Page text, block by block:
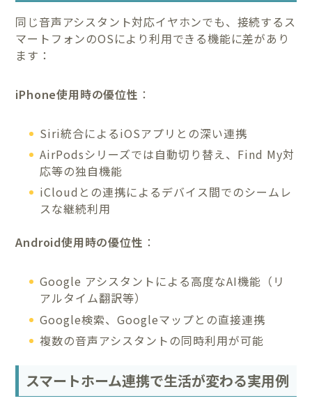
同じ音声アシスタント対応イヤホンでも、接続するス
マートフォンのOSにより利用できる機能に差があり
ます：
iPhone使用時の優位性 ：
Siri統合によるiOSアプリとの深い連携
AirPodsシリーズでは自動切り替え、Find My対
応等の独自機能
iCloudとの連携によるデバイス間でのシームレ
スな継続利用
Android使用時の優位性 ：
Google アシスタントによる高度なAI機能（リ
アルタイム翻訳等）
Google検索、Googleマップとの直接連携
複数の音声アシスタントの同時利用が可能
スマートホーム連携で生活が変わる実用例